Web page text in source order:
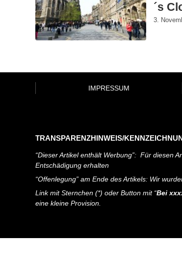
´s
3.
IMPRESSUM
TRANSPARENZHINWEIS/
“Dieser Artikel enthält Werbung”: Für diesen
Entschädigung erhalten
“Offenlegung” am Ende des Artikels: Wir
Link mit Sternchen (*) oder Button mit “Bei
eine kleine Provision.